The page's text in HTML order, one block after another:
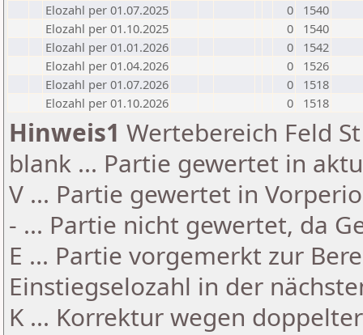
Elozahl per 01.07.2025
0
1540
Elozahl per 01.10.2025
0
1540
Elozahl per 01.01.2026
0
1542
Elozahl per 01.04.2026
0
1526
Elozahl per 01.07.2026
0
1518
Elozahl per 01.10.2026
0 1518
Hinweis1 Wertebereich Feld
blank ... Partie gewertet in
V ... Partie gewertet in
- ... Partie nicht gewertet, da
E ... Partie vorgemerkt zur
Einstiegselozahl in der
K ... Korrektur wegen